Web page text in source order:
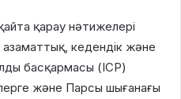
қарау нәтижелері
кедендік және
басқармасы (ICP)
және Парсы шығанағы